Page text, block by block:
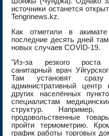
источники останется
Tengrinews.kz.
Как отметили в
последние десять дней
новых случаев COVID-19.
"Из-за резкого роста
санитарный врач
Там установят
административный
других населённых
специалистам
структур. Например,
продовольственные
пройти термометрию.
график работы торговых